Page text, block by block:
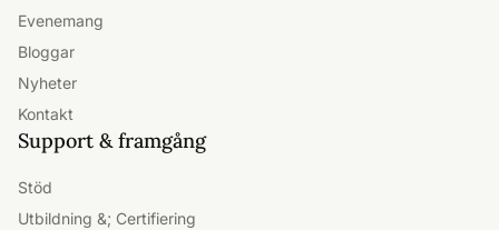
Evenemang
Bloggar
Nyheter
Kontakt
Support & framgång
Stöd
Utbildning &; Certifiering